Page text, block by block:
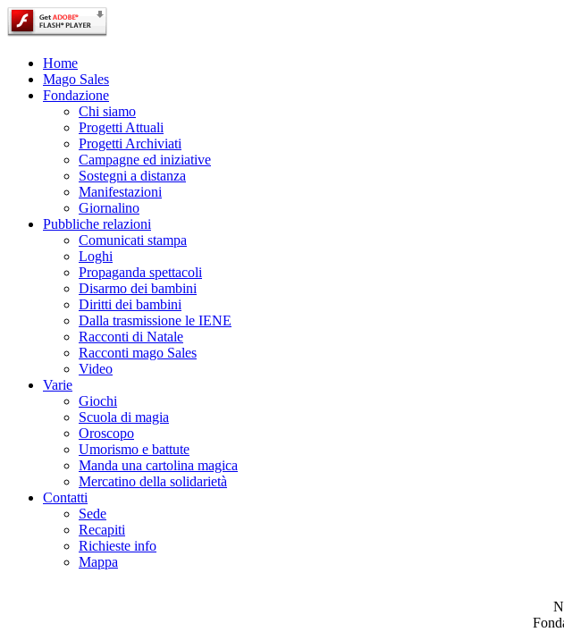
Home
Mago Sales
Fondazione
Chi siamo
Progetti Attuali
Progetti Archiviati
Campagne ed iniziative
Sostegni a distanza
Manifestazioni
Giornalino
Pubbliche relazioni
Comunicati stampa
Loghi
Propaganda spettacoli
Disarmo dei bambini
Diritti dei bambini
Dalla trasmissione le IENE
Racconti di Natale
Racconti mago Sales
Video
Varie
Giochi
Scuola di magia
Oroscopo
Umorismo e battute
Manda una cartolina magica
Mercatino della solidarietà
Contatti
Sede
Recapiti
Richieste info
Mappa